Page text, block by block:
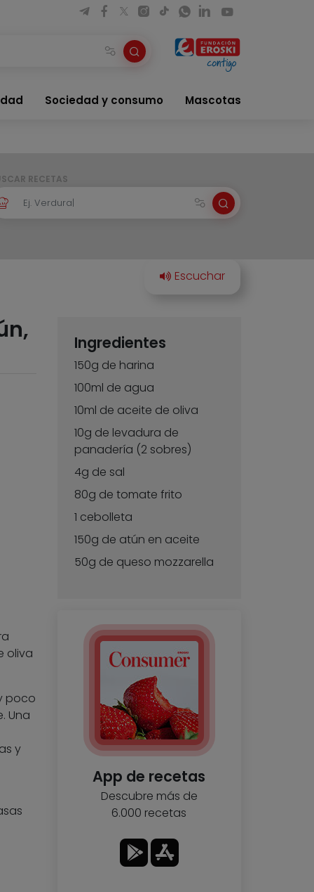
Sociedad y consumo Mascotas
RECETAS
oliva
poco
Una
y
Ingredientes
150g de harina
100ml de agua
10ml de aceite de oliva
10g de levadura de
panadería (2 sobres)
4g de sal
80g de tomate frito
1 cebolleta
150g de atún en aceite
50g de queso mozzarella
App de recetas
Descubre más de
6.000 recetas